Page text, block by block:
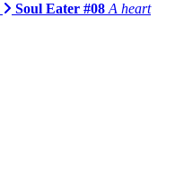
Soul Eater #08 A heart